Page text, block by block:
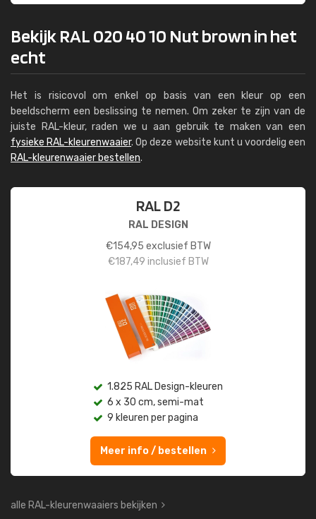
Bekijk RAL 020 40 10 Nut brown in het
echt
Het is risicovol om enkel op basis van een kleur op een
beeldscherm een beslissing te nemen. Om zeker te zijn van de
juiste RAL-kleur, raden we u aan gebruik te maken van een
fysieke RAL-kleurenwaaier. Op deze website kunt u voordelig een
RAL-kleurenwaaier bestellen.
RAL D2
RAL DESIGN
€154,95 exclusief BTW
€187,49 inclusief BTW
1.825 RAL Design-kleuren
6 x 30 cm, semi-mat
9 kleuren per pagina
Meer info / bestellen
alle RAL-kleurenwaaiers bekijken